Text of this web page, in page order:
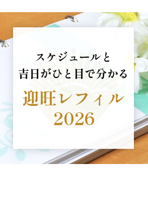
スケジュールと
吉日がひと目で分かる
迎旺レフィル
2026